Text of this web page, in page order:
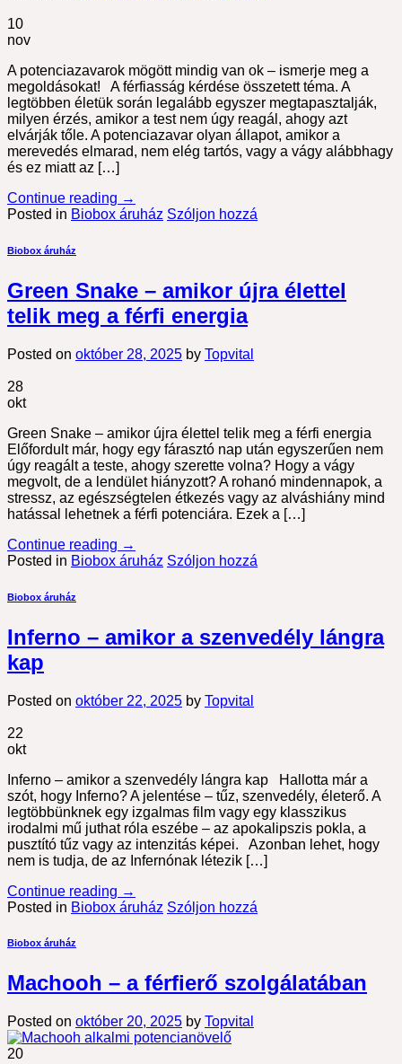
10
nov
A potenciazavarok mögött mindig van ok – ismerje meg a
megoldásokat! A férfiasság kérdése összetett téma. A
legtöbben életük során legalább egyszer megtapasztalják,
milyen érzés, amikor a test nem úgy reagál, ahogy azt
elvárják tőle. A potenciazavar olyan állapot, amikor a
merevedés elmarad, nem elég tartós, vagy a vágy alábbhagy
és ez miatt az […]
Continue reading →
Posted in Biobox áruház Szóljon hozzá
Biobox áruház
Green Snake – amikor újra élettel
telik meg a férfi energia
Posted on október 28, 2025 by Topvital
28
okt
Green Snake – amikor újra élettel telik meg a férfi energia
Előfordult már, hogy egy fárasztó nap után egyszerűen nem
úgy reagált a teste, ahogy szerette volna? Hogy a vágy
megvolt, de a lendület hiányzott? A rohanó mindennapok, a
stressz, az egészségtelen étkezés vagy az alváshiány mind
hatással lehetnek a férfi potenciára. Ezek a […]
Continue reading →
Posted in Biobox áruház Szóljon hozzá
Biobox áruház
Inferno – amikor a szenvedély lángra
kap
Posted on október 22, 2025 by Topvital
22
okt
Inferno – amikor a szenvedély lángra kap Hallotta már a
szót, hogy Inferno? A jelentése – tűz, szenvedély, életerő. A
legtöbbünknek egy izgalmas film vagy egy klasszikus
irodalmi mű juthat róla eszébe – az apokalipszis pokla, a
pusztító tűz vagy az intenzitás képei. Azonban lehet, hogy
nem is tudja, de az Infernónak létezik […]
Continue reading →
Posted in Biobox áruház Szóljon hozzá
Biobox áruház
Machooh – a férfierő szolgálatában
Posted on október 20, 2025 by Topvital
20